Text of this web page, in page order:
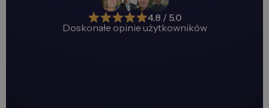
4.8 / 5.0
Doskonałe opinie użytkowników